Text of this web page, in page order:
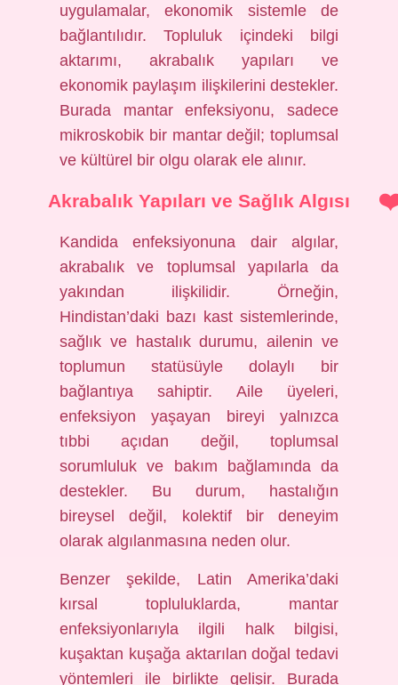
uygulamalar, ekonomik sistemle de
bağlantılıdır. Topluluk içindeki bilgi
aktarımı, akrabalık yapıları ve
ekonomik paylaşım ilişkilerini destekler.
Burada mantar enfeksiyonu, sadece
mikroskobik bir mantar değil; toplumsal
ve kültürel bir olgu olarak ele alınır.
Akrabalık Yapıları ve Sağlık Algısı
Kandida enfeksiyonuna dair algılar,
akrabalık ve toplumsal yapılarla da
yakından ilişkilidir. Örneğin,
Hindistan’daki bazı kast sistemlerinde,
sağlık ve hastalık durumu, ailenin ve
toplumun statüsüyle dolaylı bir
bağlantıya sahiptir. Aile üyeleri,
enfeksiyon yaşayan bireyi yalnızca
tıbbi açıdan değil, toplumsal
sorumluluk ve bakım bağlamında da
destekler. Bu durum, hastalığın
bireysel değil, kolektif bir deneyim
olarak algılanmasına neden olur.
Benzer şekilde, Latin Amerika’daki
kırsal topluluklarda, mantar
enfeksiyonlarıyla ilgili halk bilgisi,
kuşaktan kuşağa aktarılan doğal tedavi
yöntemleri ile birlikte gelişir. Burada